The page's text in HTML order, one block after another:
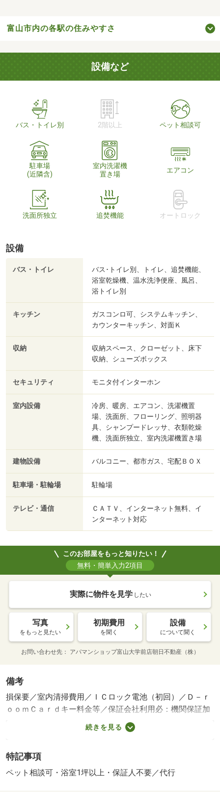
富山市内の各駅の住みやすさ
設備など
バス・トイレ別 2階以上 ペット相談可
駐車場
(近隣含)
室内洗濯機
置き場
エアコン
洗面所独立 追焚機能 オートロック
設備
バス・トイレ
バス･トイレ別、トイレ、追焚機能、
浴室乾燥機、温水洗浄便座、風呂、
浴トイレ別
キッチン
ガスコンロ可、システムキッチン、
カウンターキッチン、対面Ｋ
収納
収納スペース、クローゼット、床下
収納、シューズボックス
セキュリティ モニタ付インターホン
室内設備
冷房、暖房、エアコン、洗濯機置
場、洗面所、フローリング、照明器
具、シャンプードレッサ、衣類乾燥
機、洗面所独立、室内洗濯機置き場
建物設備 バルコニー、都市ガス、宅配ＢＯＸ
駐車場・駐輪場 駐輪場
テレビ・通信
ＣＡＴＶ、インターネット無料、イ
ンターネット対応
このお部屋をもっと知りたい！
無料・簡単入力2項目
実際に物件を見学 したい
写真
をもっと見たい
初期費用
を聞く
設備
について聞く
お問い合わせ先 アパマンショップ富山大学前店朝日不動産（株）
備考
損保要／室内清掃費用／ＩＣロック電池（初回）／Ｄ－ｒ
ｏｏｍＣａｒｄキー料金等／保証会社利用必：機関保証加
入必須。初回保証料３５０００円、月額保証料賃料等総額
の１％＋８００円／月（その他商品あり）／ペット相談／
費］ルームクリーニング料金に、エアコンクリーニング費
用を含みます。ペット飼養の場合は敷金１か月追加預
続きを見る
特記事項
ペット相談可・浴室1坪以上・保証人不要／代行